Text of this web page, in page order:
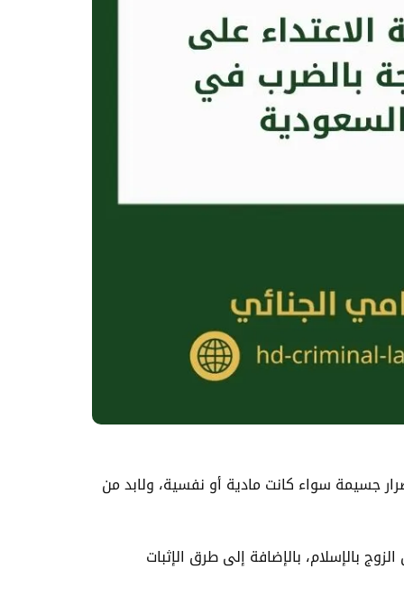
جسيمة سواء كانت مادية أو نفسية، ولابد من
بالإسلام، بالإضافة إلى طرق الإثبات